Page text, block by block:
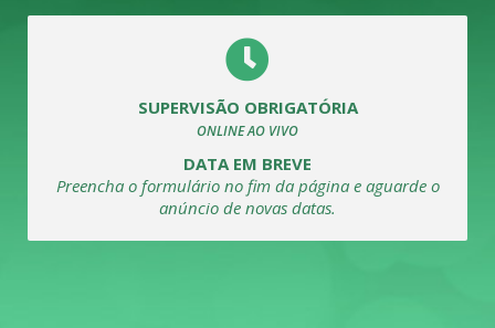
SUPERVISÃO OBRIGATÓRIA
ONLINE AO VIVO
DATA EM BREVE
Preencha o formulário no fim da página e aguarde o
anúncio de novas datas.